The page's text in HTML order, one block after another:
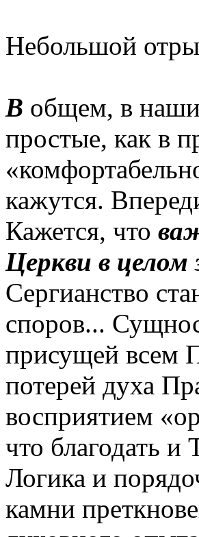
Небольшой
В общем, в
простые, как в
кажутся.
Кажется, что
Церкви в целом
Сергианство
споров...
присущей всем
потерей духа
восприятием
что благодать и
Логика и
камни